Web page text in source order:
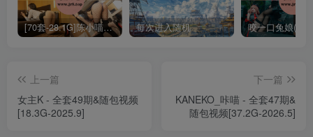
usejan蓝蓝 – NO.001 黑兔[33P-89.8M]
[70套-28.1G]陈小喵写真合集[持续更新] 每次进入随机
上一篇
女主K - 全套49期&随包视频
[18.3G-2025.9]
下一篇
KANEKO_咔喵 - 全套47期&
随包视频[37.2G-2026.5]